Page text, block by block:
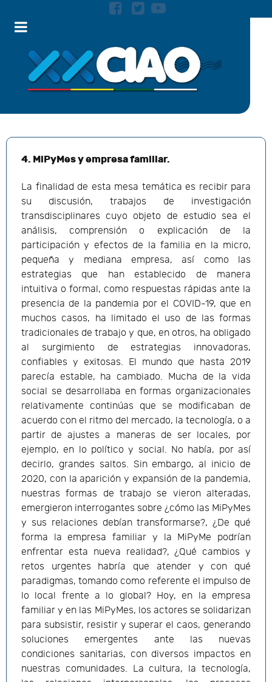
4. MiPyMes y empresa familiar.
La finalidad de esta mesa temática es recibir para
su discusión, trabajos de investigación
transdisciplinares cuyo objeto de estudio sea el
análisis, comprensión o explicación de la
participación y efectos de la familia en la micro,
pequeña y mediana empresa, así como las
estrategias que han establecido de manera
intuitiva o formal, como respuestas rápidas ante la
presencia de la pandemia por el COVID-19, que en
muchos casos, ha limitado el uso de las formas
tradicionales de trabajo y que, en otros, ha obligado
al surgimiento de estrategias innovadoras,
confiables y exitosas. El mundo que hasta 2019
parecía estable, ha cambiado. Mucha de la vida
social se desarrollaba en formas organizacionales
relativamente continúas que se modificaban de
acuerdo con el ritmo del mercado, la tecnología, o a
partir de ajustes a maneras de ser locales, por
ejemplo, en lo político y social. No había, por así
decirlo, grandes saltos. Sin embargo, al inicio de
2020, con la aparición y expansión de la pandemia,
nuestras formas de trabajo se vieron alteradas,
emergieron interrogantes sobre ¿cómo las MiPyMes
y sus relaciones debían transformarse?, ¿De qué
forma la empresa familiar y la MiPyMe podrían
enfrentar esta nueva realidad?, ¿Qué cambios y
retos urgentes habría que atender y con qué
paradigmas, tomando como referente el impulso de
lo local frente a lo global? Hoy, en la empresa
familiar y en las MiPyMes, los actores se solidarizan
para subsistir, resistir y superar el caos, generando
soluciones emergentes ante las nuevas
condiciones sanitarias, con diversos impactos en
nuestras comunidades. La cultura, la tecnología,